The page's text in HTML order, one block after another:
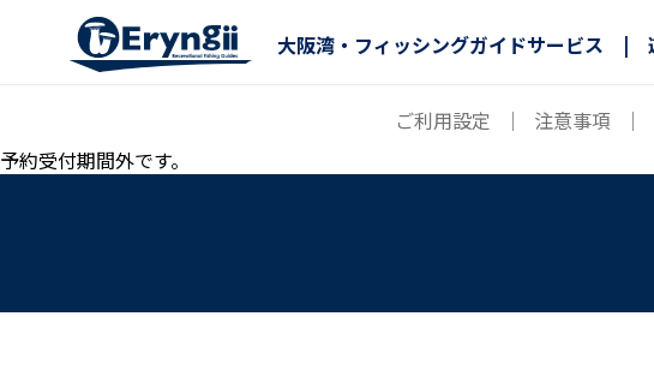
大阪湾・フィッシングガイドサービス |
ご利用設定 ｜ 注意事項 ｜
予約受付期間外です。